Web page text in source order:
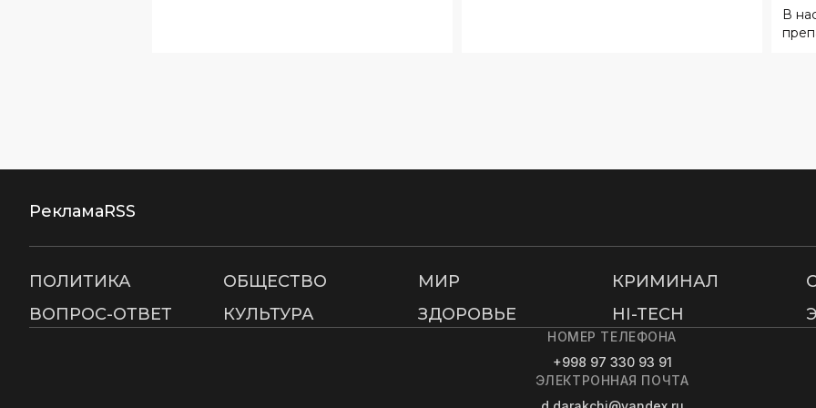
В
РекламаRSS
ПОЛИТИКА ОБЩЕСТВО МИР КРИМИНАЛ
ВОПРОС-ОТВЕТ
КУЛЬТУРА ЗДОРОВЬЕ HI-TECH
НОМЕР ТЕЛЕФОНА
+998 97 330 93 91
ЭЛЕКТРОННАЯ ПОЧТА